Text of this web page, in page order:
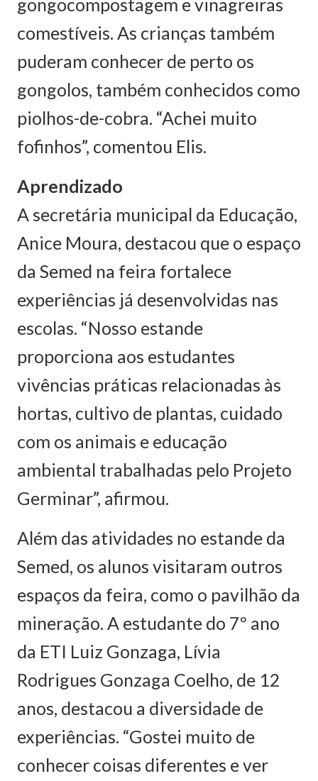
comestíveis. As crianças também
puderam conhecer de perto os
gongolos, também conhecidos como
piolhos-de-cobra. “Achei muito
fofinhos”, comentou Elis.
Aprendizado
A secretária municipal da Educação,
Anice Moura, destacou que o espaço
da Semed na feira fortalece
experiências já desenvolvidas nas
escolas. “Nosso estande
proporciona aos estudantes
vivências práticas relacionadas às
hortas, cultivo de plantas, cuidado
com os animais e educação
ambiental trabalhadas pelo Projeto
Germinar”, afirmou.
Além das atividades no estande da
Semed, os alunos visitaram outros
espaços da feira, como o pavilhão da
mineração. A estudante do 7º ano
da ETI Luiz Gonzaga, Lívia
Rodrigues Gonzaga Coelho, de 12
anos, destacou a diversidade de
experiências. “Gostei muito de
conhecer coisas diferentes e ver